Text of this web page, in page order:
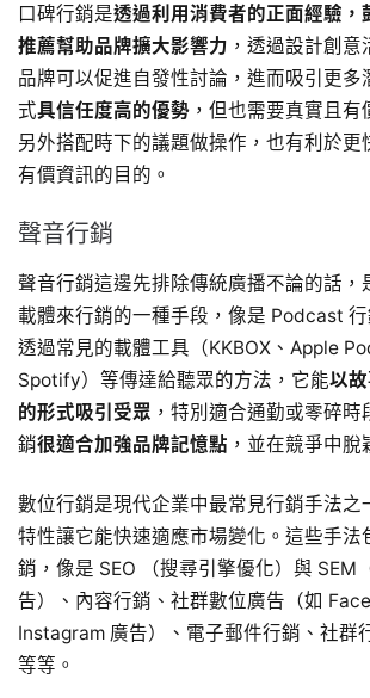
口碑行銷是透過利用消費者的正面經驗，
推薦幫助品牌擴大影響力 ，透過設計創意
品牌可以促進自發性討論，進而吸引更多
式具信任度高的優勢 ，但也需要真實且有
另外搭配時下的議題做操作，也有利於更
有價資訊的目的。
聲音行銷
聲音行銷這邊先排除傳統廣播不論的話，
載體來行銷的一種手段，像是 Podcast
透過常見的載體工具（KKBOX、Apple
Spotify）等傳達給聽眾的方法，它能以
的形式吸引受眾 ，特別適合通勤或零碎
銷很適合加強品牌記憶點 ，並在競爭中脫
數位行銷是現代企業中最常見行銷手法之
特性讓它能快速適應市場變化。這些手法
銷，像是 SEO （搜尋引擎優化）與 SEM
告）、內容行銷、社群數位廣告（如
Instagram 廣告）、電子郵件行銷、社群
等等。